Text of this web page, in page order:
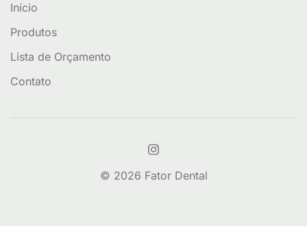
Início
Produtos
Lista de Orçamento
Contato
© 2026 Fator Dental